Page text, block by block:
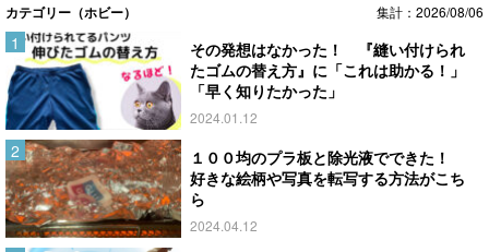
カテゴリー（ホビー） 集計：2026/08/06
その発想はなかった！ 『縫い付けられ
たゴムの替え方』に「これは助かる！」
「早く知りたかった」
2024.01.12
１００均のプラ板と除光液でできた！
好きな絵柄や写真を転写する方法がこち
ら
2024.04.12